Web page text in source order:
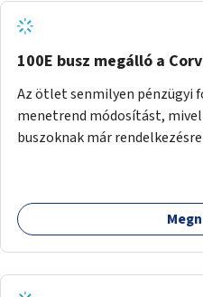
tud állni a megállóba. A
csúcsidőben már most is
befejeztével hatványozódni
100E busz megálló a
Az ötlet senmilyen pénzügyi
menetrend módosítást,
buszoknak már
ha a 100E reptéri busz a
megállna - főleg éjjel, amikor
nem hosszabbítaná meg